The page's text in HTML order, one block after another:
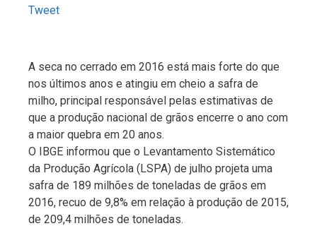
Tweet
A seca no cerrado em 2016 está mais forte do que
nos últimos anos e atingiu em cheio a safra de
milho, principal responsável pelas estimativas de
que a produção nacional de grãos encerre o ano com
a maior quebra em 20 anos.
O IBGE informou que o Levantamento Sistemático
da Produção Agrícola (LSPA) de julho projeta uma
safra de 189 milhões de toneladas de grãos em
2016, recuo de 9,8% em relação à produção de 2015,
de 209,4 milhões de toneladas.